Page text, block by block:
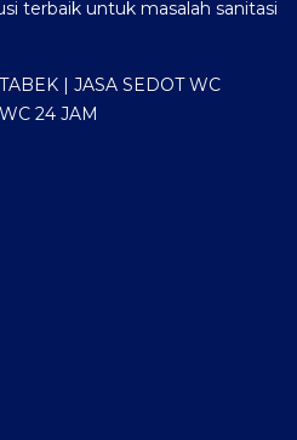
terbaik untuk masalah sanitasi
| JASA SEDOT WC
24 JAM